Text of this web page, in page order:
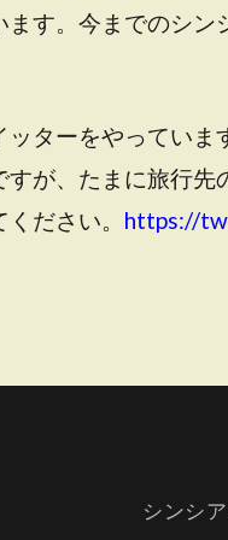
す。今までのシン
ッターをやっていま
が、たまに旅行
ださい。 https://
シンシ